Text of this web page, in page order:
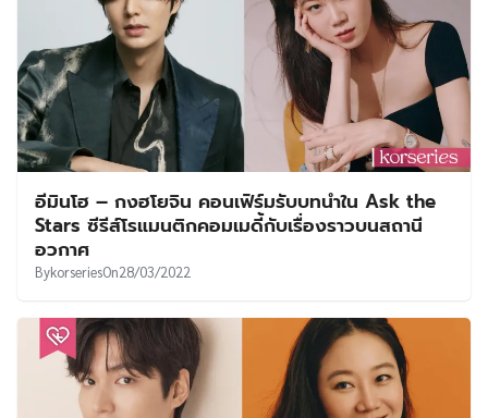
อีมินโฮ – กงฮโยจิน คอนเฟิร์มรับบทนำใน Ask the
Stars ซีรีส์โรแมนติกคอมเมดี้กับเรื่องราวบนสถานี
อวกาศ
BykorseriesOn28/03/2022